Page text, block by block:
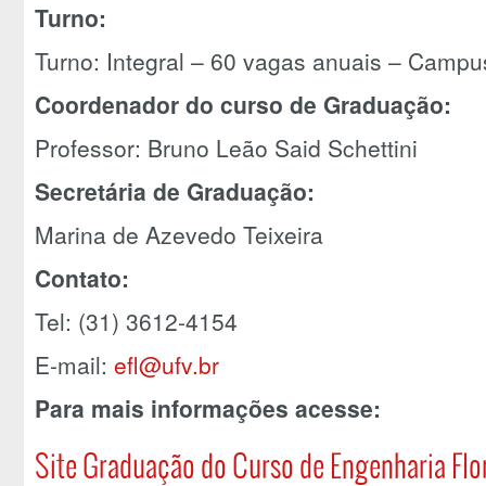
Turno:
Turno: Integral – 60 vagas anuais –
Coordenador do curso de Graduação:
Professor: Bruno Leão Said Schettini
Secretária de Graduação:
Marina de Azevedo Teixeira
Contato:
Tel: (31) 3612-4154
E-mail: efl@ufv.br
Para mais informações acesse:
Site Graduação do Curso de Engenharia